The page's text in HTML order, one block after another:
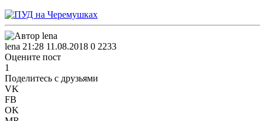
lena 21:28 11.08.2018 0 2233
Оцените пост
1
Поделитесь с друзьями
VK
FB
OK